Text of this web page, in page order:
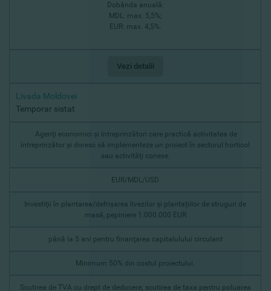
Dobânda anuală:
MDL: max. 5,5%;
EUR: max. 4,5%.
Vezi detalii
Livada Moldovei
Temporar sistat
Agenţi economici şi întreprinzători care practică activitatea de
întreprinzător şi doresc să implementeze un proiect în sectorul horticol
sau activităţi conexe.
EUR/MDL/USD
Investiţii în plantarea/defrişarea livezilor şi plantaţiilor de struguri de
masă, pepiniere 1.000.000 EUR
pânâ la 5 ani pentru finanţarea capitalulului circulant
Minimum 50% din costul proiectului.
Scutirea de TVA cu drept de deducere; scutirea de taxa pentru poluarea